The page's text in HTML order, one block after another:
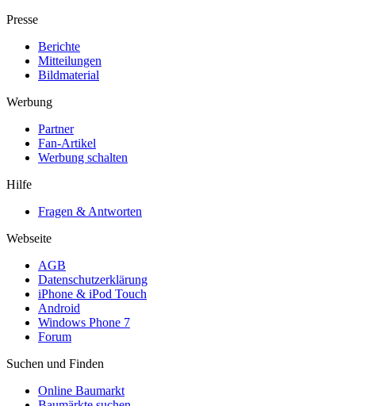
Presse
Berichte
Mitteilungen
Bildmaterial
Werbung
Partner
Fan-Artikel
Werbung schalten
Hilfe
Fragen & Antworten
Webseite
AGB
Datenschutzerklärung
iPhone & iPod Touch
Android
Windows Phone 7
Forum
Suchen und Finden
Online Baumarkt